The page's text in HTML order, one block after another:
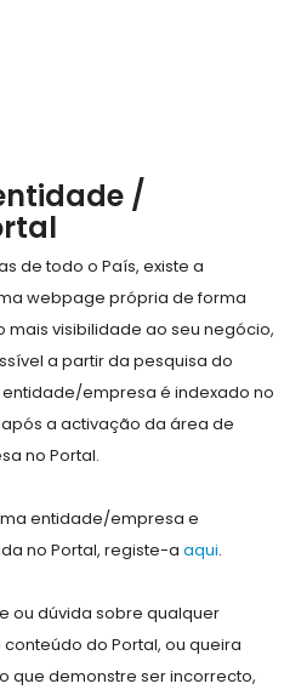
/
de todo o País, existe a
webpage própria de forma
visibilidade ao seu negócio,
a partir da pesquisa do
entidade/empresa é indexado no
a activação da área de
no Portal.
entidade/empresa e
no Portal, registe-a aqui.
ou dúvida sobre qualquer
do Portal, ou queira
que demonstre ser incorrecto,